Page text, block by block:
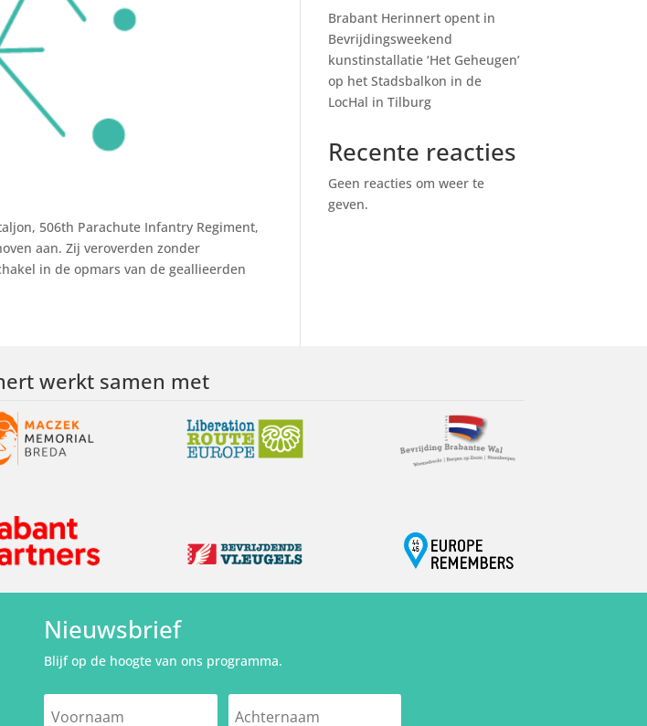
506th Parachute Infantry Regiment,
aan. Zij veroverden zonder
in de opmars van de geallieerden
Brabant Herinnert opent in
Bevrijdingsweekend
kunstinstallatie ‘Het Geheugen’
op het Stadsbalkon in de
LocHal in Tilburg
Recente reacties
Geen reacties om weer te
geven.
werkt samen met
Nieuwsbrief
Blijf op de hoogte van ons programma.